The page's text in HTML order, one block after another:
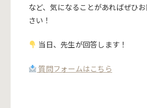
など、気になることがあればぜひ
さい！
当日、先生が回答します！
質問フォームはこちら